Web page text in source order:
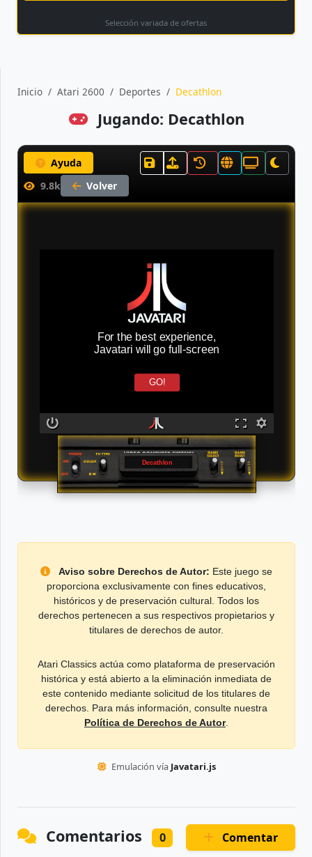
Selección variada de ofertas
Inicio Atari 2600 Deportes Decathlon
Jugando: Decathlon
Ayuda
9.8k
Volver
For the best experience,
Javatari will go full-screen
GO!
Decathlon
Aviso sobre Derechos de Autor: Este juego se
proporciona exclusivamente con fines educativos,
históricos y de preservación cultural. Todos los
derechos pertenecen a sus respectivos propietarios y
titulares de derechos de autor.
Atari Classics actúa como plataforma de preservación
histórica y está abierto a la eliminación inmediata de
este contenido mediante solicitud de los titulares de
derechos. Para más información, consulte nuestra
Política de Derechos de Autor.
Emulación vía Javatari.js
Comentarios 0 Comentar